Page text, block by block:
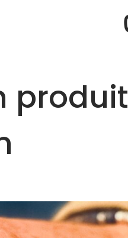
produit